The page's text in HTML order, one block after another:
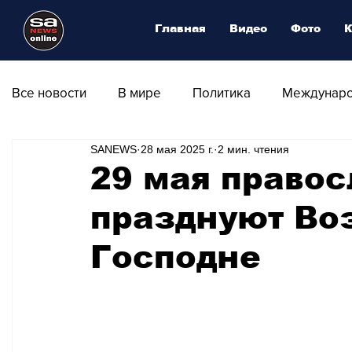
Все новости В мире Политика
Общество Армия Аналитика
Транспорт Культура Магия искусства
29 мая
празднуют
Господне
SANEWS 28 мая 2025 г. 2 мин. чтения
Главная Видео Фото